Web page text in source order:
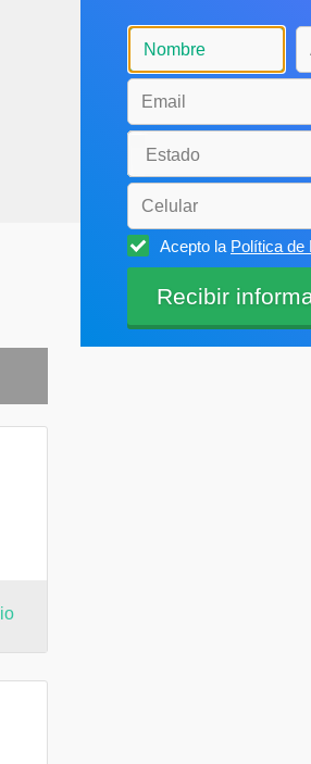
Acepto la Política de